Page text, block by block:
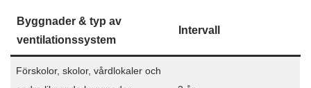
Byggnader & typ av
ventilationssystem
Intervall
Förskolor, skolor, vårdlokaler och